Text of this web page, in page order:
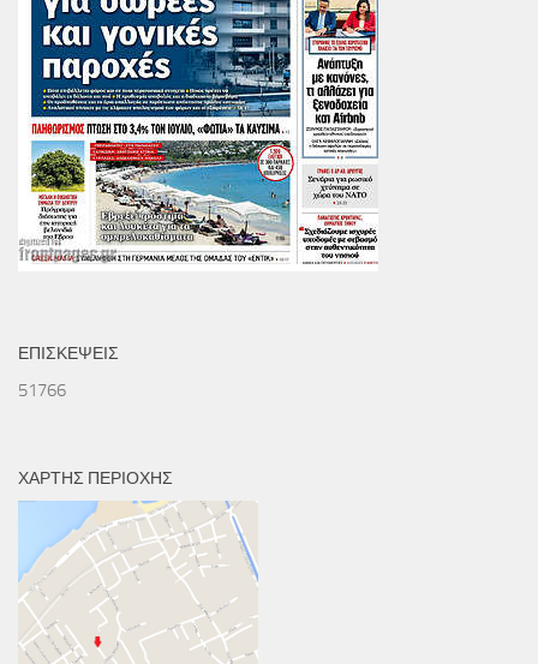
ΕΠΙΣΚΕΨΕΙΣ
51766
ΧΑΡΤΗΣ ΠΕΡΙΟΧΗΣ